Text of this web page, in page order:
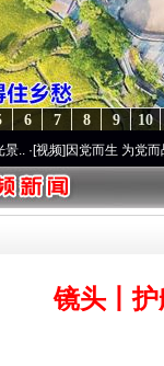
10
9
8
7
6
党而生 为党而战——百年“
镜头丨